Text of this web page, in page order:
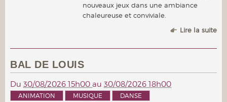
nouveaux jeux dans une ambiance
chaleureuse et conviviale.
Lire la suite
BAL DE LOUIS
Du 30/08/2026 15h00 au 30/08/2026 18h00
ANIMATION MUSIQUE
DANSE